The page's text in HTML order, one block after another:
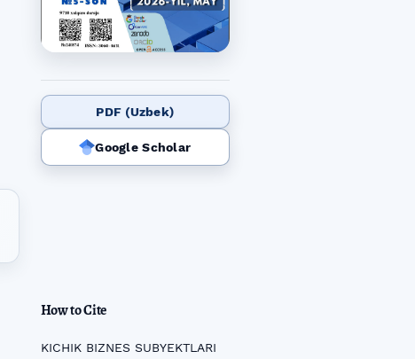
PDF (Uzbek)
Google Scholar
How to Cite
KICHIK BIZNES SUBYEKTLARI